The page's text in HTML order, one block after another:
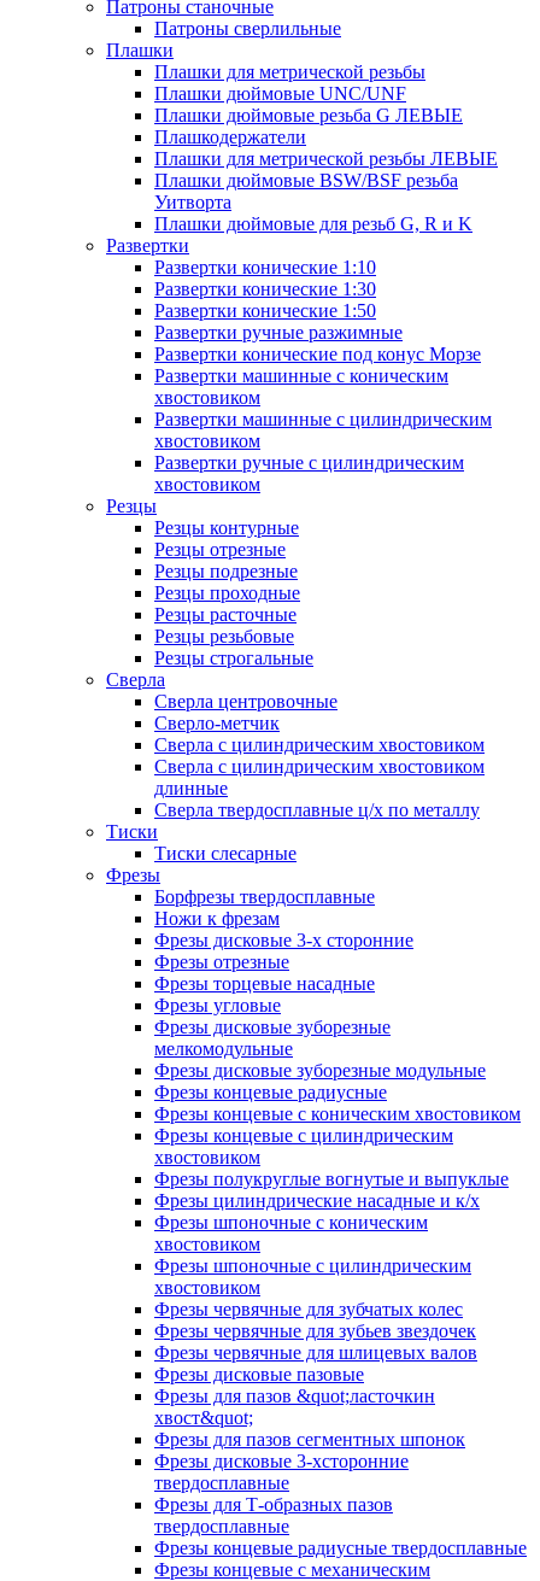
Патроны станочные
Патроны сверлильные
Плашки
Плашки для метрической резьбы
Плашки дюймовые UNC/UNF
Плашки дюймовые резьба G ЛЕВЫЕ
Плашкодержатели
Плашки для метрической резьбы ЛЕВЫЕ
Плашки дюймовые BSW/BSF резьба
Уитворта
Плашки дюймовые для резьб G, R и K
Развертки
Развертки конические 1:10
Развертки конические 1:30
Развертки конические 1:50
Развертки ручные разжимные
Развертки конические под конус Морзе
Развертки машинные с коническим
хвостовиком
Развертки машинные с цилиндрическим
хвостовиком
Развертки ручные с цилиндрическим
хвостовиком
Резцы
Резцы контурные
Резцы отрезные
Резцы подрезные
Резцы проходные
Резцы расточные
Резцы резьбовые
Резцы строгальные
Сверла
Сверла центровочные
Сверло-метчик
Сверла с цилиндрическим хвостовиком
Сверла с цилиндрическим хвостовиком
длинные
Сверла твердосплавные ц/х по металлу
Тиски
Тиски слесарные
Фрезы
Борфрезы твердосплавные
Ножи к фрезам
Фрезы дисковые 3-х сторонние
Фрезы отрезные
Фрезы торцевые насадные
Фрезы угловые
Фрезы дисковые зуборезные
мелкомодульные
Фрезы дисковые зуборезные модульные
Фрезы концевые радиусные
Фрезы концевые с коническим хвостовиком
Фрезы концевые с цилиндрическим
хвостовиком
Фрезы полукруглые вогнутые и выпуклые
Фрезы цилиндрические насадные и к/х
Фрезы шпоночные с коническим
хвостовиком
Фрезы шпоночные с цилиндрическим
хвостовиком
Фрезы червячные для зубчатых колес
Фрезы червячные для зубьев звездочек
Фрезы червячные для шлицевых валов
Фрезы дисковые пазовые
Фрезы для пазов &quot;ласточкин
хвост&quot;
Фрезы для пазов сегментных шпонок
Фрезы дисковые 3-хсторонние
твердосплавные
Фрезы для Т-образных пазов
твердосплавные
Фрезы концевые радиусные твердосплавные
Фрезы концевые с механическим